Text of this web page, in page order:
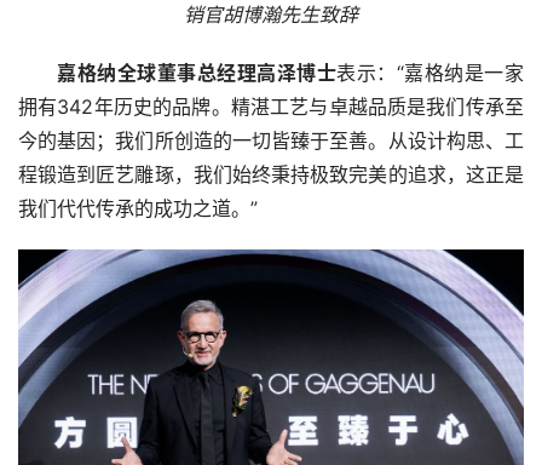
销官胡博瀚先生致辞
嘉格纳全球董事总经理高泽博士表示：“嘉格纳是一家
拥有342年历史的品牌。精湛工艺与卓越品质是我们传承至
今的基因；我们所创造的一切皆臻于至善。从设计构思、工
程锻造到匠艺雕琢，我们始终秉持极致完美的追求，这正是
我们代代传承的成功之道。”